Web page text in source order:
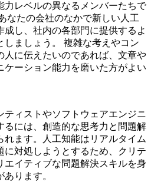
力レベルの異なるメンバーたちで
なたの会社のなかで新しい人工
成し、社内の各部門に提供するよ
しましょう。
複雑な考えやコン
人に伝えたいのであれば、文章や
ケーション能力を磨いた方がよい
ティストやソフトウェアエンジニ
るには、創造的な思考力と問題解
れます。人工知能はリアルタイム
に対処しようとするため、クリテ
エイティブな問題解決スキルを身
ります。